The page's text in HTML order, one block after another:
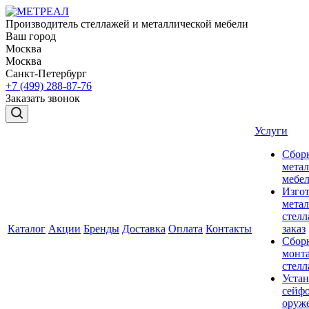
Производитель стеллажей и металлической мебели
Ваш город
Москва
Москва
Санкт-Петербург
+7 (499) 288-87-76
Заказать звонок
Каталог Акции Бренды Доставка Оплата Контакты
Услуги
заказ